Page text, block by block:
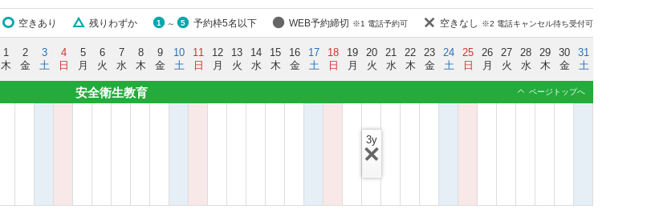
空きあり 残りわずか 1 ～ 5 予約枠5名以下 WEB予約締切 ※1 電話予約可 空きなし ※2 電話キャンセル待ち受付可
1
木
2
金
3
土
4
日
5
月
6
火
7
水
8
木
9
金
10
土
11
日
12
月
13
火
14
水
15
木
16
金
17
土
18
日
19
月
20
火
21
水
22
木
23
金
24
土
25
日
26
月
27
火
28
水
29
木
30
金
31
土
安全衛生教育 ページトップへ
3y